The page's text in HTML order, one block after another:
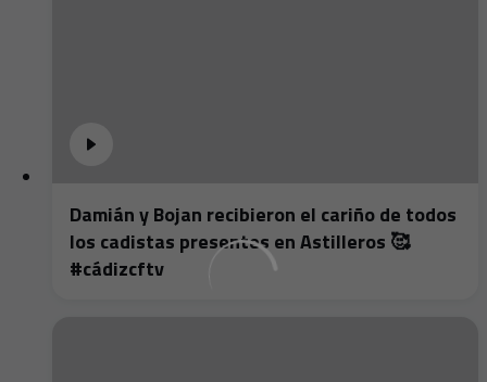
Damián y Bojan recibieron el cariño de todos
los cadistas presentes en Astilleros 🥰
#cádizcftv